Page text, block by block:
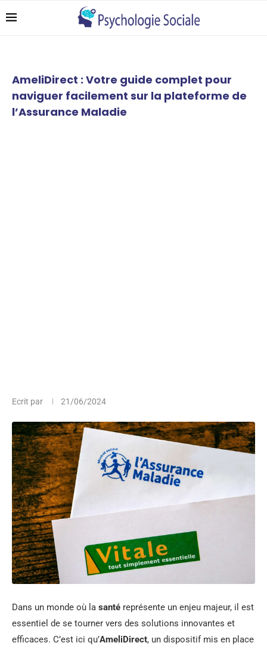
AmeliDirect : Votre guide complet pour
naviguer facilement sur la plateforme de
l’Assurance Maladie
Ecrit par 21/06/2024
Dans un monde où la santé représente un enjeu majeur, il est
essentiel de se tourner vers des solutions innovantes et
efficaces. C’est ici qu’AmeliDirect, un dispositif mis en place